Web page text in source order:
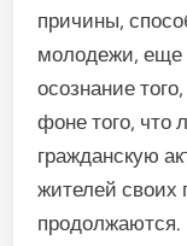
причины,
молодежи, еще
осознание
фоне того,
гражданскую
жителей своих
продолжаются.